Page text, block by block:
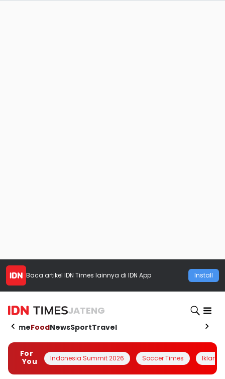
Baca artikel IDN Times lainnya di IDN App Install
JATENG
HomeFoodNewsSportTravel
For
You
Indonesia Summit 2026 Soccer Times Iklanin